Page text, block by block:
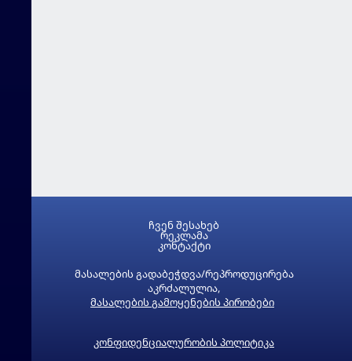
მასალების გადაბეჭდვა/რეპროდუცირება
აკრძალულია,
მასალების გამოყენების პირობები
კონფიდენციალურობის პოლიტიკა
ჩვენ შესახებ
რეკლამა
კონტაქტი